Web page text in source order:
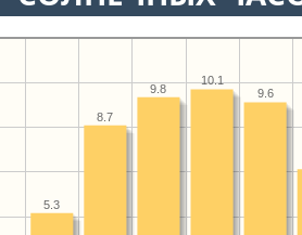
9.6
10.1
9.8
8.7
5.3